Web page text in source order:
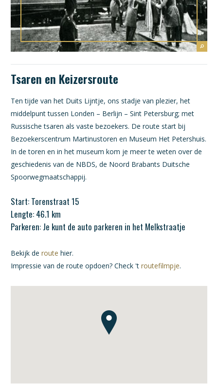
Tsaren en Keizersroute
Ten tijde van het Duits Lijntje, ons stadje van plezier, het
middelpunt tussen Londen – Berlijn – Sint Petersburg; met
Russische tsaren als vaste bezoekers. De route start bij
Bezoekerscentrum Martinustoren en Museum Het Petershuis.
In de toren en in het museum kom je meer te weten over de
geschiedenis van de NBDS, de Noord Brabants Duitsche
Spoorwegmaatschappij.
Start: Torenstraat 15
Lengte: 46.1 km
Parkeren: Je kunt de auto parkeren in het Melkstraatje
Bekijk deroutehier.
Impressie van de route opdoen? Check 'troutefilmpje.